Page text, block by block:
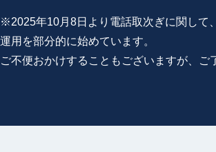
※2025年10月8日より電話取次ぎに関して
運用を部分的に始めています。
ご不便おかけすることもございますが、ご